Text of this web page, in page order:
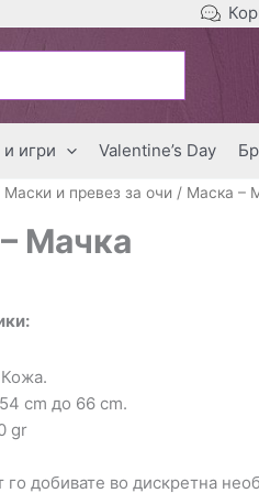
игри Valentine’s Day
Маски и превез за очи / Маска –
Мачка
cm до 66 cm.
gr
го добивате во дискретна